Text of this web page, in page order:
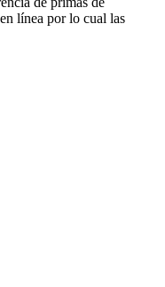
línea por lo cual las